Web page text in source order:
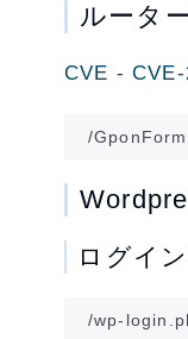
ルータ
CVE -
ログイ
/wp-